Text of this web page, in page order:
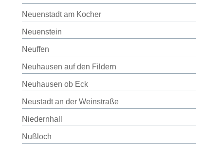
Neuenstadt am Kocher
Neuenstein
Neuffen
Neuhausen auf den Fildern
Neuhausen ob Eck
Neustadt an der Weinstraße
Niedernhall
Nußloch